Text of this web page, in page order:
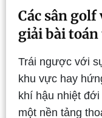
Các sân
giải bài toán
Trái ngược với
khu vực hay
khí hậu nhiệt
một nền tảng